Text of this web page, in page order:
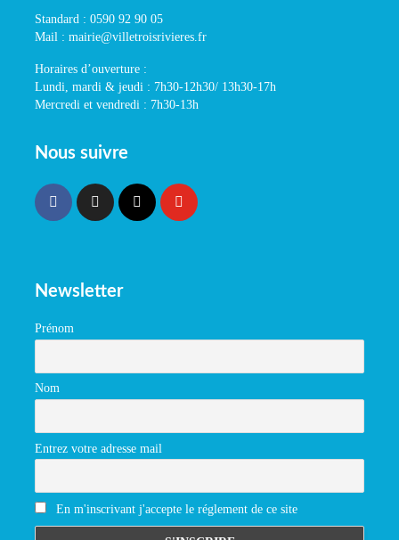
Standard : 0590 92 90 05
Mail : mairie@villetroisrivieres.fr
Horaires d’ouverture :
Lundi, mardi & jeudi : 7h30-12h30/ 13h30-17h
Mercredi et vendredi : 7h30-13h
Nous suivre
Newsletter
Prénom
Nom
Entrez votre adresse mail
En m'inscrivant j'accepte le réglement de ce site